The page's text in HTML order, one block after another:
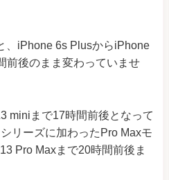
、iPhone 6s PlusからiPhone
前後のまま変わっていませ
miniまで17時間前後となって
リーズに加わったPro Maxモ
Pro Maxまで20時間前後ま